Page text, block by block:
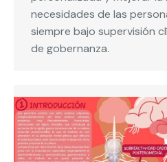
necesidades de las
siempre bajo supervisión
de gobernanza.